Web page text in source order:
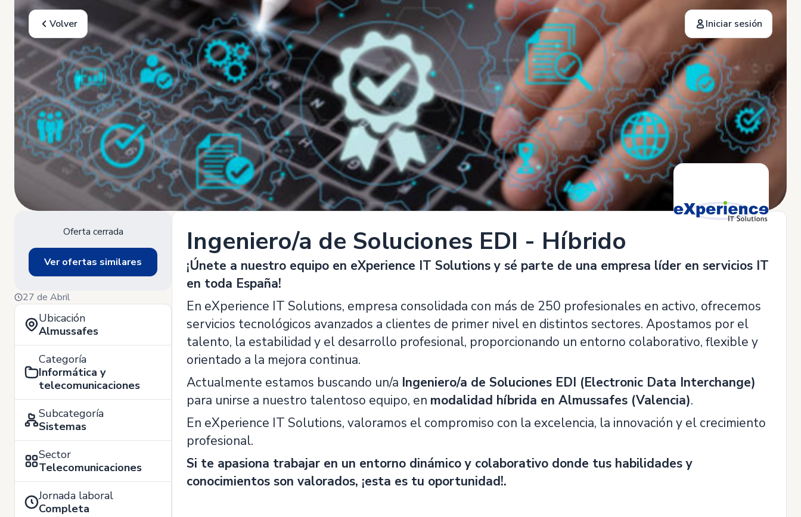
Volver Iniciar sesión
Oferta cerrada
Ver ofertas similares
27 de Abril
Ubicación
Almussafes
Categoría
Informática y
telecomunicaciones
Subcategoría
Sistemas
Sector
Telecomunicaciones
Jornada laboral
Completa
Ingeniero/a de Soluciones EDI - Híbrido
¡Únete a nuestro equipo en eXperience IT Solutions y sé parte de una empresa líder en servicios IT
en toda España!
En eXperience IT Solutions, empresa consolidada con más de 250 profesionales en activo, ofrecemos
servicios tecnológicos avanzados a clientes de primer nivel en distintos sectores. Apostamos por el
talento, la estabilidad y el desarrollo profesional, proporcionando un entorno colaborativo, flexible y
orientado a la mejora continua.
Actualmente estamos buscando un/a Ingeniero/a de Soluciones EDI (Electronic Data Interchange)
para unirse a nuestro talentoso equipo, en modalidad híbrida en Almussafes (Valencia).
En eXperience IT Solutions, valoramos el compromiso con la excelencia, la innovación y el crecimiento
profesional.
Si te apasiona trabajar en un entorno dinámico y colaborativo donde tus habilidades y
conocimientos son valorados, ¡esta es tu oportunidad!.